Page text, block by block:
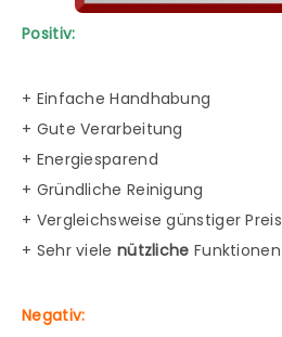
Positiv:
+ Einfache Handhabung
+ Gute Verarbeitung
+ Energiesparend
+ Gründliche Reinigung
+ Vergleichsweise günstiger Preis
+ Sehr viele nützliche Funktionen
Negativ: